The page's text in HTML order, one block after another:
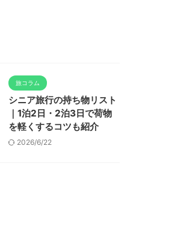
旅コラム
シニア旅行の持ち物リスト
｜1泊2日・2泊3日で荷物
を軽くするコツも紹介
2026/6/22